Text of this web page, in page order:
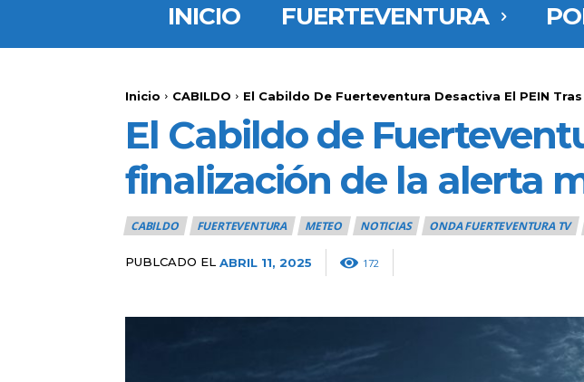
INICIO FUERTEVENTURA
Inicio CABILDO El Cabildo De Fuerteventura Desactiva El PEIN
El Cabildo de
finalización de la alerta
CABILDO FUERTEVENTURA METEO NOTICIAS ONDA FUERTEVENTURA TV
PUBLCADO EL ABRIL 11, 2025 172